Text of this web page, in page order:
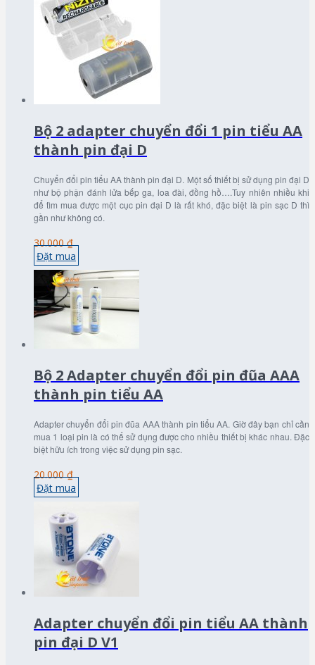
Bộ 2 adapter chuyển đổi 1 pin tiểu AA
thành pin đại D
Chuyển đổi pin tiểu AA thành pin đại D. Một số thiết bị sử dụng pin đại D
như bộ phận đánh lửa bếp ga, loa đài, đồng hồ….Tuy nhiên nhiều khi
để tìm mua được một cục pin đại D là rất khó, đặc biệt là pin sạc D thì
gần như không có.
30.000 ₫
Đặt mua
Bộ 2 Adapter chuyển đổi pin đũa AAA
thành pin tiểu AA
Adapter chuyển đổi pin đũa AAA thành pin tiểu AA. Giờ đây bạn chỉ cần
mua 1 loại pin là có thể sử dụng được cho nhiều thiết bị khác nhau. Đặc
biệt hữu ích trong việc sử dụng pin sạc.
20.000 ₫
Đặt mua
Adapter chuyển đổi pin tiểu AA thành
pin đại D V1